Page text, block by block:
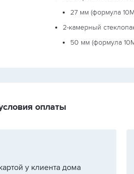
27 мм (формула
2-камерный
50 мм (формула
оплаты
у клиента дома